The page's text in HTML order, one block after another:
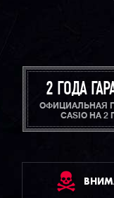
2 ГОДА
ОФИЦИАЛЬНАЯ
CASIO НА 2